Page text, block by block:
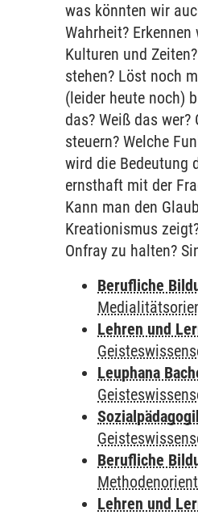
was könnten wir
Wahrheit?
Kulturen und
stehen? Löst noch
(leider heute noch)
das? Weiß das
steuern? Welche
wird die Bedeutung
ernsthaft mit der
Kann man den
Kreationismus
Onfray zu halten?
Berufliche
Lehren und
Leuphana
Berufliche
Lehren und